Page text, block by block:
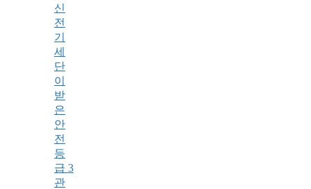
신
전
기
세
단
이
받
은
안
전
등
급 3
관